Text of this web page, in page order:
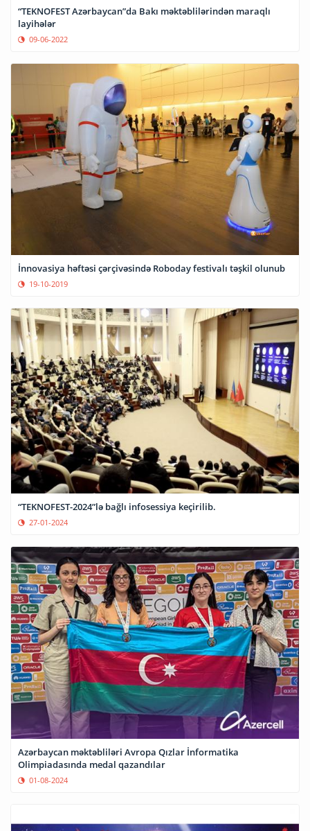
“TEKNOFEST Azərbaycan”da Bakı məktəblilərindən maraqlı
09-06-2022
İnnovasiya həftəsi çərçivəsində Roboday festivalı təşkil olunub
19-10-2019
“TEKNOFEST-2024”lə bağlı infosessiya keçirilib.
27-01-2024
Azərbaycan məktəbliləri Avropa Qızlar İnformatika
Olimpiadasında medal qazandılar
01-08-2024